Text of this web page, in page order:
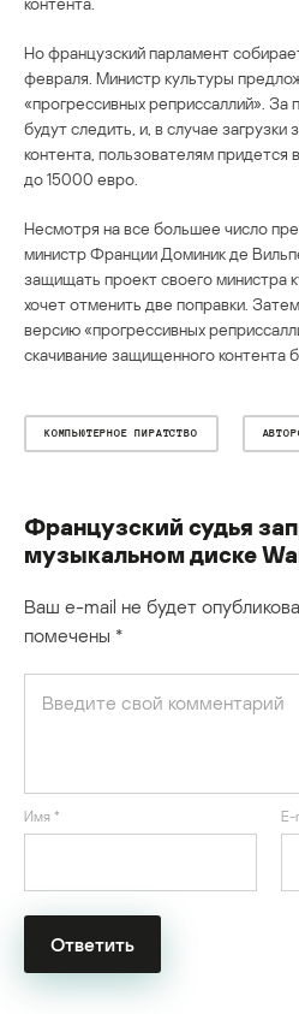
Но французский парламент
февраля. Министр культуры
«прогрессивных реприссаллий». За
будут следить, и, в случае
контента, пользователям
до 15000 евро.
Несмотря на все большее число
министр Франции Доминик де
защищать проект своего министра
хочет отменить две поправки.
версию «прогрессивных
скачивание защищенного контента
КОМПЬЮТЕРНОЕ ПИРАТСТВО
Французский судья
музыкальном диске
Ваш e-mail не будет
помечены *
Имя * E-